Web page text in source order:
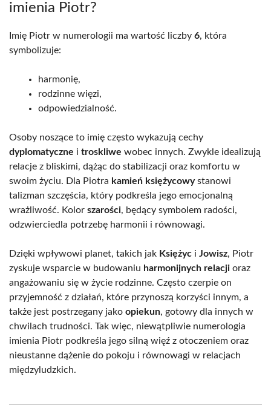
imienia Piotr?
Imię Piotr w numerologii ma wartość liczby 6, która
symbolizuje:
harmonię,
rodzinne więzi,
odpowiedzialność.
Osoby noszące to imię często wykazują cechy
dyplomatyczne i troskliwe wobec innych. Zwykle idealizują
relacje z bliskimi, dążąc do stabilizacji oraz komfortu w
swoim życiu. Dla Piotra kamień księżycowystanowi
talizman szczęścia, który podkreśla jego emocjonalną
wrażliwość. Kolor szarości, będący symbolem radości,
odzwierciedla potrzebę harmonii i równowagi.
Dzięki wpływowi planet, takich jak Księżyc i Jowisz, Piotr
zyskuje wsparcie w budowaniu harmonijnych relacji oraz
angażowaniu się w życie rodzinne. Często czerpie on
przyjemność z działań, które przynoszą korzyści innym, a
także jest postrzegany jako opiekun, gotowy dla innych w
chwilach trudności. Tak więc, niewątpliwie numerologia
imienia Piotr podkreśla jego silną więź z otoczeniem oraz
nieustanne dążenie do pokoju i równowagi w relacjach
międzyludzkich.